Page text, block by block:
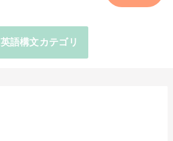
英語構文カテゴリ